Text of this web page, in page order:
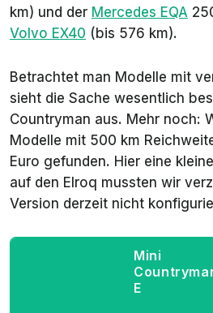
km) und der Mercedes EQA
Volvo EX40 (bis 576 km).
Betrachtet man Modelle mit
sieht die Sache wesentlich
Countryman aus. Mehr noch:
Modelle mit 500 km
Euro gefunden. Hier eine
auf den Elroq mussten wir
Version derzeit nicht
Mini
E